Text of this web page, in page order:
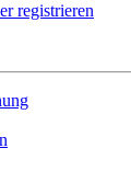
registrieren